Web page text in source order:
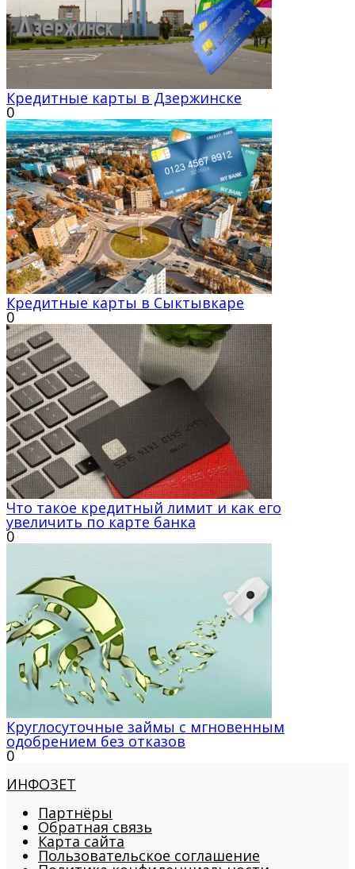
Кредитные карты в Дзержинске
0
Кредитные карты в Сыктывкаре
0
Что такое кредитный лимит и как его
увеличить по карте банка
0
Круглосуточные займы с мгновенным
одобрением без отказов
0
ИНФОЗЕТ
Партнёры
Обратная связь
Карта сайта
Пользовательское соглашение